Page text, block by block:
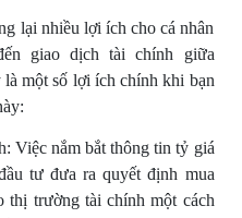
lại nhiều lợi ích cho cá nhân
giao dịch tài chính giữa
một số lợi ích chính khi bạn
Việc nắm bắt thông tin tỷ giá
tư đưa ra quyết định mua
thị trường tài chính một cách